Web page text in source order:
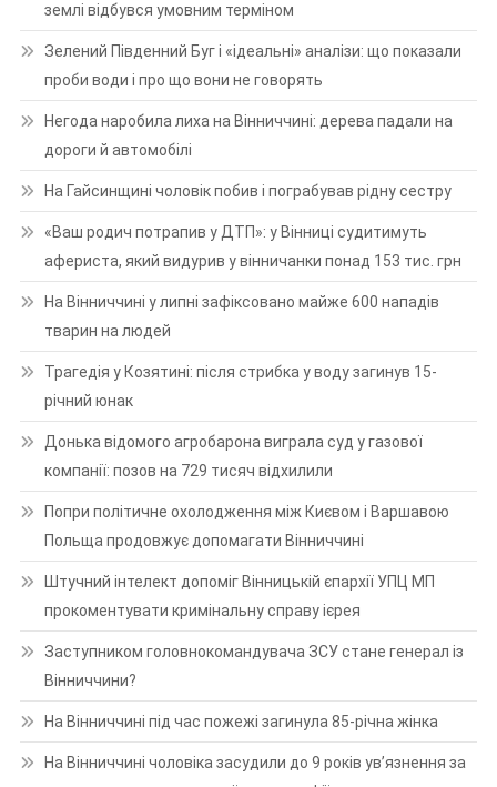
землі відбувся умовним терміном
Зелений Південний Буг і «ідеальні» аналізи: що показали
проби води і про що вони не говорять
Негода наробила лиха на Вінниччині: дерева падали на
дороги й автомобілі
На Гайсинщині чоловік побив і пограбував рідну сестру
«Ваш родич потрапив у ДТП»: у Вінниці судитимуть
афериста, який видурив у вінничанки понад 153 тис. грн
На Вінниччині у липні зафіксовано майже 600 нападів
тварин на людей
Трагедія у Козятині: після стрибка у воду загинув 15-
річний юнак
Донька відомого агробарона виграла суд у газової
компанії: позов на 729 тисяч відхилили
Попри політичне охолодження між Києвом і Варшавою
Польща продовжує допомагати Вінниччині
Штучний інтелект допоміг Вінницькій єпархії УПЦ МП
прокоментувати кримінальну справу ієрея
Заступником головнокомандувача ЗСУ стане генерал із
Вінниччини?
На Вінниччині під час пожежі загинула 85-річна жінка
На Вінниччині чоловіка засудили до 9 років ув’язнення за